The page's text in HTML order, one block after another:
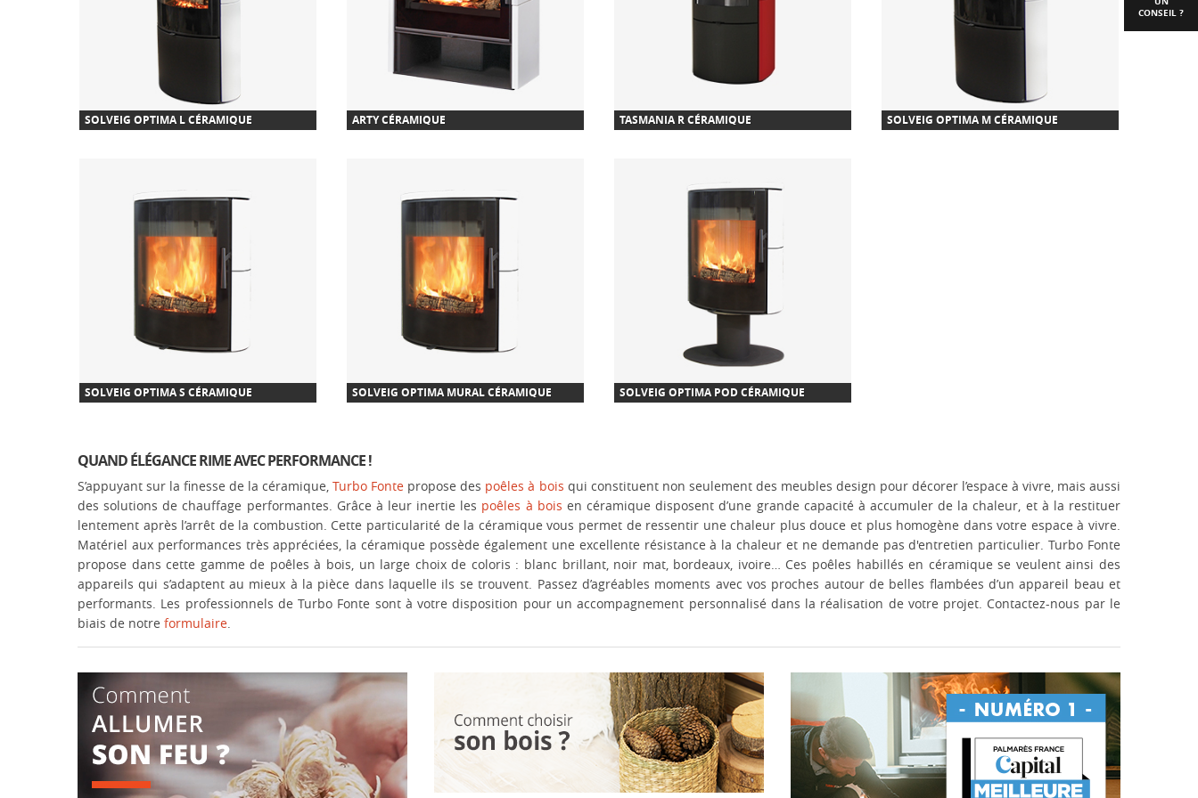
SOLVEIG OPTIMA L CÉRAMIQUE ARTY CÉRAMIQUE TASMANIA R CÉRAMIQUE SOLVEIG OPTIMA M CÉRAMIQUE
SOLVEIG OPTIMA S CÉRAMIQUE SOLVEIG OPTIMA MURAL CÉRAMIQUE SOLVEIG OPTIMA POD CÉRAMIQUE
QUAND ÉLÉGANCE RIME AVEC PERFORMANCE !
S’appuyant sur la finesse de la céramique,Turbo Fonte propose des poêles à bois qui constituent non seulement des meubles design pour décorer l’espace à vivre, mais aussi
des solutions de chauffage performantes. Grâce à leur inertie les poêles à bois en céramique disposent d’une grande capacité à accumuler de la chaleur, et à la restituer
lentement après l’arrêt de la combustion. Cette particularité de la céramique vous permet de ressentir une chaleur plus douce et plus homogène dans votre espace à vivre.
Matériel aux performances très appréciées, la céramique possède également une excellente résistance à la chaleur et ne demande pas d'entretien particulier. Turbo Fonte
propose dans cette gamme de poêles à bois, un large choix de coloris : blanc brillant, noir mat, bordeaux, ivoire… Ces poêles habillés en céramique se veulent ainsi des
appareils qui s’adaptent au mieux à la pièce dans laquelle ils se trouvent. Passez d’agréables moments avec vos proches autour de belles flambées d’un appareil beau et
performants. Les professionnels de Turbo Fonte sont à votre disposition pour un accompagnement personnalisé dans la réalisation de votre projet. Contactez-nous par le
biais de notre formulaire.
CONSEIL ?